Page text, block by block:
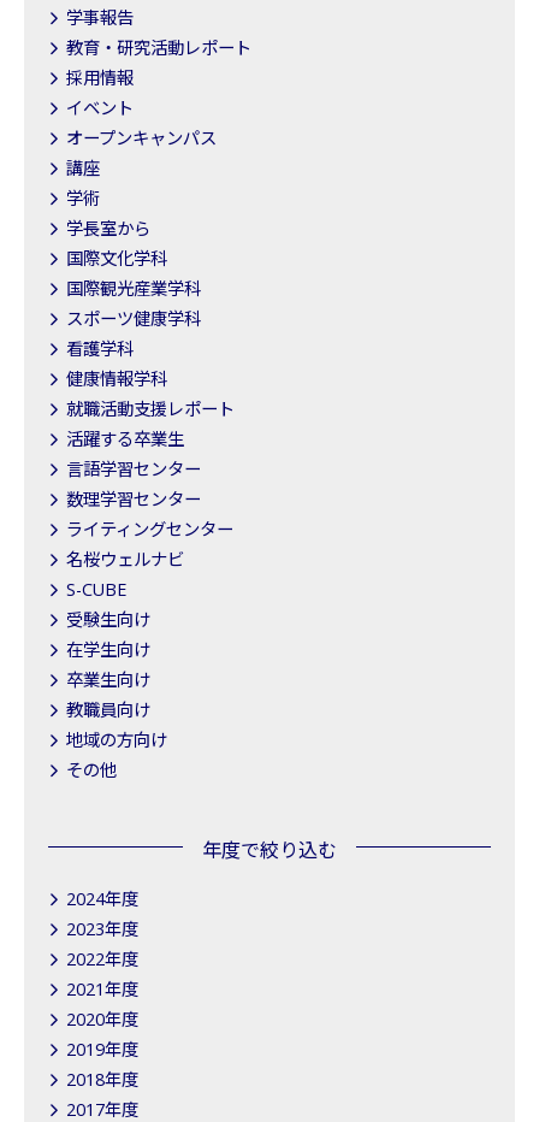
学事報告
教育・研究活動レポート
採用情報
イベント
オープンキャンパス
講座
学術
学長室から
国際文化学科
国際観光産業学科
スポーツ健康学科
看護学科
健康情報学科
就職活動支援レポート
活躍する卒業生
言語学習センター
数理学習センター
ライティングセンター
名桜ウェルナビ
S-CUBE
受験生向け
在学生向け
卒業生向け
教職員向け
地域の方向け
その他
年度で絞り込む
2024年度
2023年度
2022年度
2021年度
2020年度
2019年度
2018年度
2017年度